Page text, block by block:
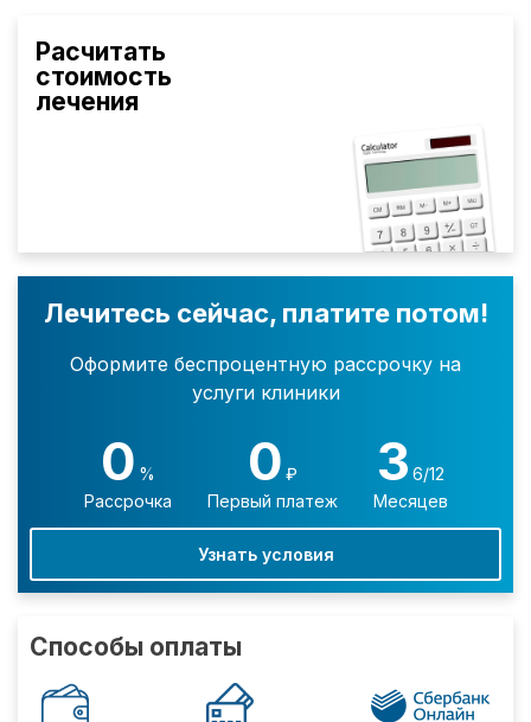
Расчитать
стоимость
лечения
Лечитесь сейчас, платите потом!
Оформите беспроцентную рассрочку на
услуги клиники
0 %
Рассрочка
0 ₽
Первый платеж
3 6/12
Месяцев
Узнать условия
Способы оплаты